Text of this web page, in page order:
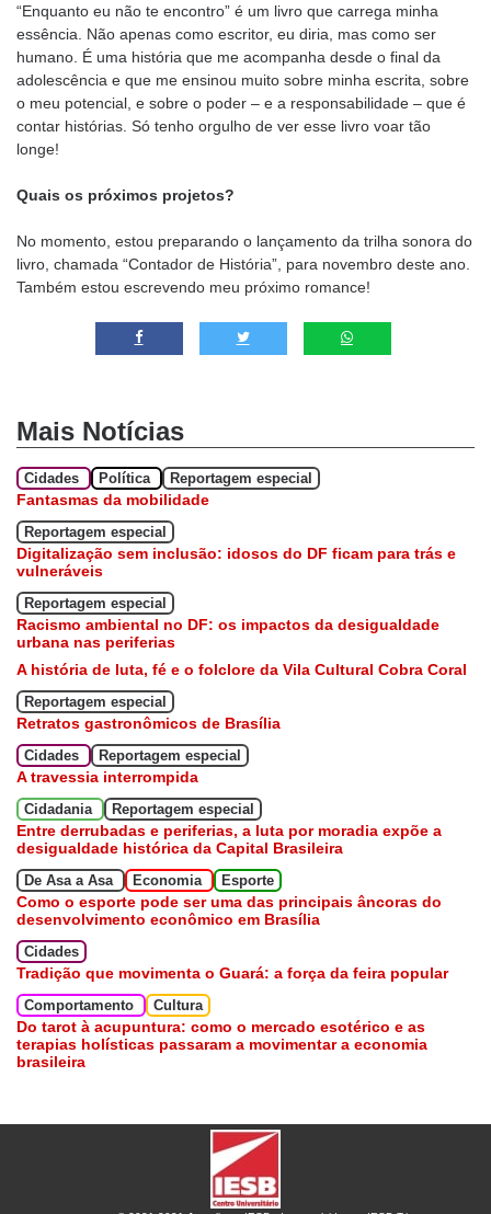
“Enquanto eu não te encontro” é um livro que carrega minha
essência. Não apenas como escritor, eu diria, mas como ser
humano. É uma história que me acompanha desde o final da
adolescência e que me ensinou muito sobre minha escrita, sobre
o meu potencial, e sobre o poder – e a responsabilidade – que é
contar histórias. Só tenho orgulho de ver esse livro voar tão
longe!
Quais os próximos projetos?
No momento, estou preparando o lançamento da trilha sonora do
livro, chamada “Contador de História”, para novembro deste ano.
Também estou escrevendo meu próximo romance!
Mais Notícias
Cidades Política Reportagem especial
Fantasmas da mobilidade
Reportagem especial
Digitalização sem inclusão: idosos do DF ficam para trás e
vulneráveis
Reportagem especial
Racismo ambiental no DF: os impactos da desigualdade
urbana nas periferias
A história de luta, fé e o folclore da Vila Cultural Cobra Coral
Reportagem especial
Retratos gastronômicos de Brasília
Cidades Reportagem especial
A travessia interrompida
Cidadania Reportagem especial
Entre derrubadas e periferias, a luta por moradia expõe a
desigualdade histórica da Capital Brasileira
De Asa a Asa Economia Esporte
Como o esporte pode ser uma das principais âncoras do
desenvolvimento econômico em Brasília
Cidades
Tradição que movimenta o Guará: a força da feira popular
Comportamento Cultura
Do tarot à acupuntura: como o mercado esotérico e as
terapias holísticas passaram a movimentar a economia
brasileira